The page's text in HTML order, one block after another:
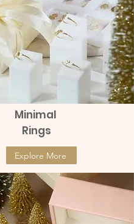
Minimal
Rings
Explore More